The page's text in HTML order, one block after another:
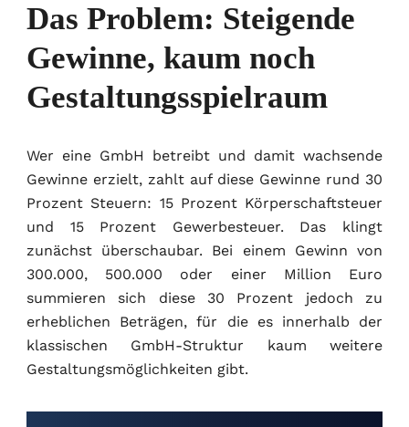
Das Problem: Steigende
Gewinne, kaum noch
Gestaltungsspielraum
Wer eine GmbH betreibt und damit wachsende
Gewinne erzielt, zahlt auf diese Gewinne rund 30
Prozent Steuern: 15 Prozent Körperschaftsteuer
und 15 Prozent Gewerbesteuer. Das klingt
zunächst überschaubar. Bei einem Gewinn von
300.000, 500.000 oder einer Million Euro
summieren sich diese 30 Prozent jedoch zu
erheblichen Beträgen, für die es innerhalb der
klassischen GmbH-Struktur kaum weitere
Gestaltungsmöglichkeiten gibt.